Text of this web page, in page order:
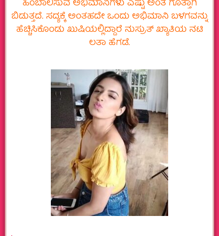
ಹಿಂಬಾಲಿಸುವ ಅಭಿಮಾನಿಗಳು ಎಷ್ಟು ಅಂತ ಗೊತ್ತಾಗಿ
ಬಿಡುತ್ತದೆ. ಸದ್ಯಕ್ಕೆ ಅಂತಹದೇ ಒಂದು ಅಭಿಮಾನಿ ಬಳಗವನ್ನು
ಹೆಚ್ಚಿಸಿಕೊಂಡು ಖುಷಿಯಲ್ಲಿದ್ದಾರೆ ನುಸ್ರುತ್ ಖ್ಯಾತಿಯ ನಟಿ
ಲತಾ ಹೆಗಡೆ.